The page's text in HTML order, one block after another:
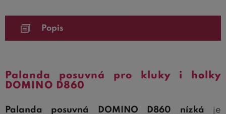
Popis
Palanda posuvná pro kluky i holky
DOMINO D860
Palanda posuvná DOMINO D860 nízká je